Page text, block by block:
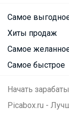
Самое
Хиты продаж
Самое
Самое быстрое
Начать
Picabox.ru -